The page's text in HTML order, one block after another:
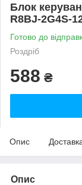
Блок
R8BJ-2G4S-
Готово до
Роздріб
588 ₴
Опис
Опис